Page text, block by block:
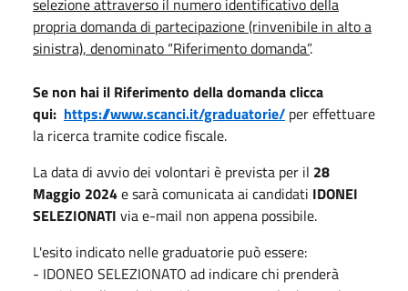
propria domanda di partecipazione (rinvenibile in alto a
sinistra), denominato “Riferimento domanda”.
Se non hai il Riferimento della domanda clicca
qui: https://www.scanci.it/graduatorie/ per effettuare
la ricerca tramite codice fiscale.
La data di avvio dei volontari è prevista per il 28
Maggio 2024e sarà comunicata ai candidati IDONEI
SELEZIONATI via e-mail non appena possibile.
L'esito indicato nelle graduatorie può essere:
- IDONEO SELEZIONATO ad indicare chi prenderà